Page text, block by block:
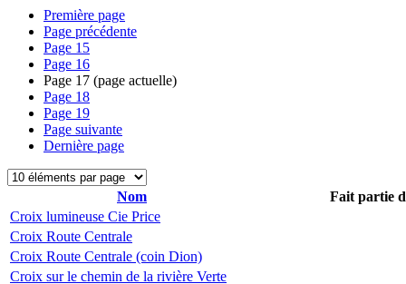
Première page
Page précédente
Page 15
Page 16
Page 17 (page actuelle)
Page 18
Page 19
Page suivante
Dernière page
Nom
Fait partie
Croix lumineuse Cie Price
Croix Route Centrale
Croix Route Centrale (coin Dion)
Croix sur le chemin de la rivière Verte